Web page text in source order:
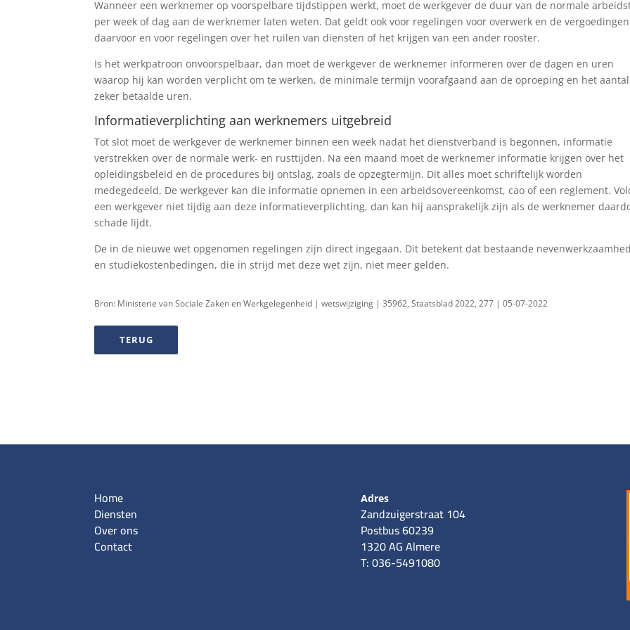
Wanneer een werknemer op voorspelbare tijdstippen werkt, moet de werkgever de duur van de normale
per week of dag aan de werknemer laten weten. Dat geldt ook voor regelingen voor overwerk en de vergoedingen
daarvoor en voor regelingen over het ruilen van diensten of het krijgen van een ander rooster.
Is het werkpatroon onvoorspelbaar, dan moet de werkgever de werknemer informeren over de dagen en uren
waarop hij kan worden verplicht om te werken, de minimale termijn voorafgaand aan de oproeping en het aantal
zeker betaalde uren.
Informatieverplichting aan werknemers uitgebreid
Tot slot moet de werkgever de werknemer binnen een week nadat het dienstverband is begonnen, informatie
verstrekken over de normale werk- en rusttijden. Na een maand moet de werknemer informatie krijgen over het
opleidingsbeleid en de procedures bij ontslag, zoals de opzegtermijn. Dit alles moet schriftelijk worden
medegedeeld. De werkgever kan die informatie opnemen in een arbeidsovereenkomst, cao of een reglement.
een werkgever niet tijdig aan deze informatieverplichting, dan kan hij aansprakelijk zijn als de werknemer
schade lijdt.
De in de nieuwe wet opgenomen regelingen zijn direct ingegaan. Dit betekent dat bestaande
en studiekostenbedingen, die in strijd met deze wet zijn, niet meer gelden.
Bron: Ministerie van Sociale Zaken en Werkgelegenheid | wetswijziging | 35962, Staatsblad 2022, 277 | 05-07-2022
TERUG
Home
Diensten
Over ons
Contact
Adres
Zandzuigerstraat 104
Postbus 60239
1320 AG Almere
T: 036-5491080